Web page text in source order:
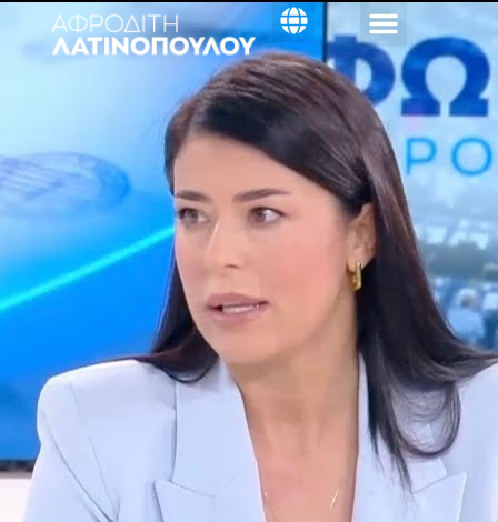
περιεχόμενο